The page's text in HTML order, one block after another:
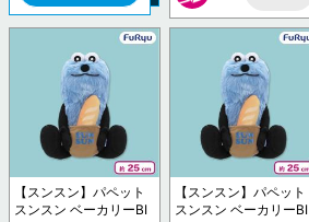
【スンスン】パペット
スンスン ベーカリーBI
【スンスン】パペット
スンスン ベーカリーBI